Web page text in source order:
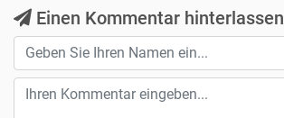
Einen Kommentar hinterlassen